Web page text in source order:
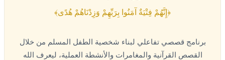
﴿إِنَّهُمْ فِتْيَةٌ آمَنُوا بِرَبِّهِمْ وَزِدْنَاهُمْ هُدًى﴾
برنامج قصصي تفاعلي لبناء شخصية الطفل المسلم من خلال
القصص القرآنية والمغامرات والأنشطة العملية، ليعرف الله